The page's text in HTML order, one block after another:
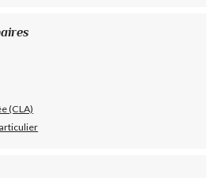
(CLA)